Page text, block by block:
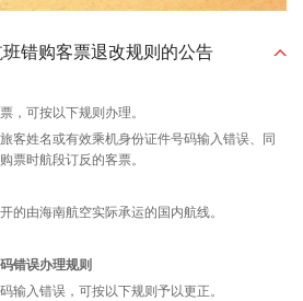
错购客票退改规则的公告
可按以下规则办理。
姓名或有效乘机身份证件号码输入错误、同
票时航段订反的客票。
由海南航空实际承运的国内航线。
错误办理规则
入错误，可按以下规则予以更正。